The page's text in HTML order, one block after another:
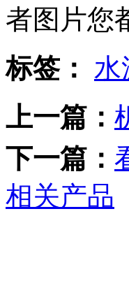
者图片您
标签：
水
上一篇：
下一篇：
相关产品